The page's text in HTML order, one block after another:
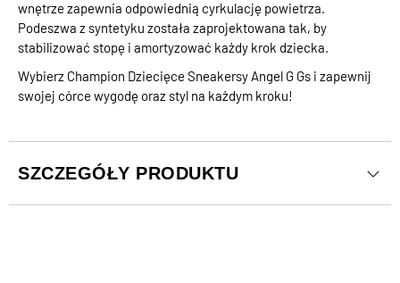
wnętrze zapewnia odpowiednią cyrkulację powietrza.
Podeszwa z syntetyku została zaprojektowana tak, by
stabilizować stopę i amortyzować każdy krok dziecka.
Wybierz Champion Dziecięce Sneakersy Angel G Gs i zapewnij
swojej córce wygodę oraz styl na każdym kroku!
SZCZEGÓŁY PRODUKTU